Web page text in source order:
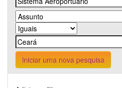
Iniciar uma nova pesquisa